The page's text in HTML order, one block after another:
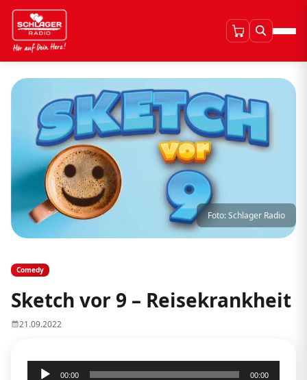
Foto: Schlager Radio
Comedy
Sketch vor 9 – Reisekrankheit
21.09.2022
Audio-
00:00 00:00